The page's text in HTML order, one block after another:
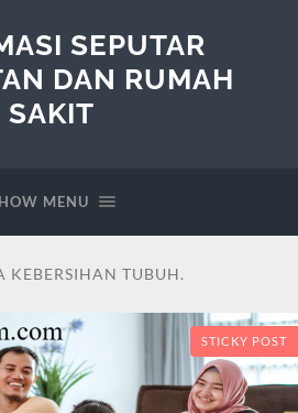
SEPUTAR
DAN RUMAH
SAKIT
MENU
KEBERSIHAN TUBUH.
STICKY POST